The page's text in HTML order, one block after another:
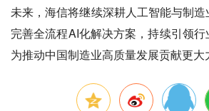
未来，海信将继续深耕人工智能与制
完善全流程AI化解决方案，持续引领行
为推动中国制造业高质量发展贡献更大